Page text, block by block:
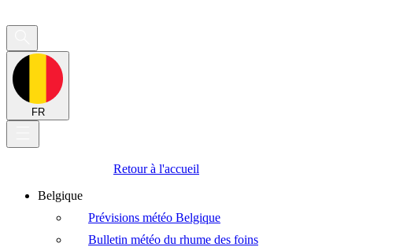
FR
Retour à l'accueil
Belgique
Prévisions météo Belgique
Bulletin météo du rhume des foins